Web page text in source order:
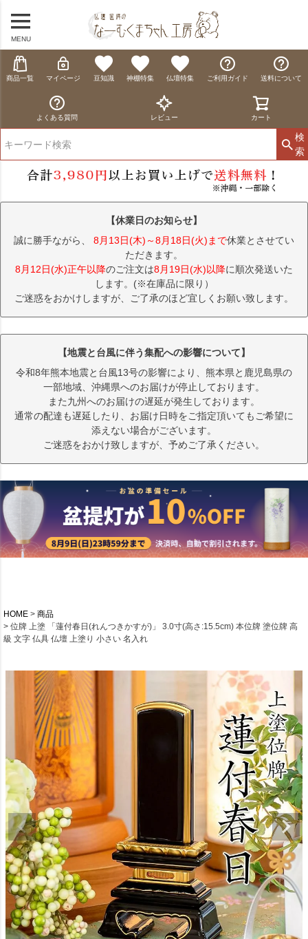
MENU
商品一覧 マイページ 豆知識 神棚特集 仏壇特集 ご利用ガイド 送料について
よくある質問 レビュー カート
検
索
【休業日のお知らせ】
誠に勝手ながら、 8月13日(木)～8月18日(火)まで休業とさせてい
ただきます。
8月12日(水)正午以降のご注文は8月19日(水)以降に順次発送いた
します。(※在庫品に限り）
ご迷惑をおかけしますが、ご了承のほど宜しくお願い致します。
【地震と台風に伴う集配への影響について】
令和8年熊本地震と台風13号の影響により、熊本県と鹿児島県の
一部地域、沖縄県へのお届けが停止しております。
また九州へのお届けの遅延が発生しております。
通常の配達も遅延したり、お届け日時をご指定頂いてもご希望に
添えない場合がございます。
ご迷惑をおかけ致しますが、予めご了承ください。
HOME
商品
位牌 上塗 「蓮付春日(れんつきかすが)」 3.0寸(高さ:15.5cm) 本位牌 塗位牌 高
級 文字 仏具 仏壇 上塗り 小さい 名入れ